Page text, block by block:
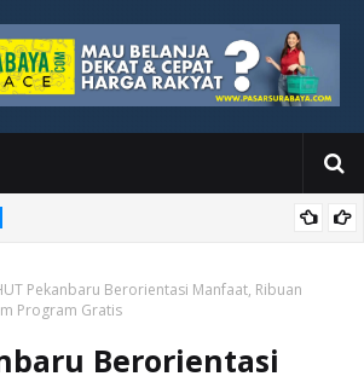
Wisuda
Pekanbaru Berorientasi Manfaat, Ribuan
Program Gratis
Berorientasi